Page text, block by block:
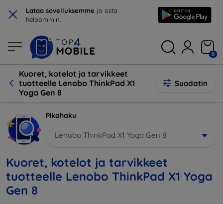
× Lataa sovelluksemme ja osta
helpommin.
0
Kuoret, kotelot ja tarvikkeet
tuotteelle Lenobo ThinkPad X1
Yoga Gen 8
Suodatin
Pikahaku
Lenobo ThinkPad X1 Yoga Gen 8
Kuoret, kotelot ja tarvikkeet
tuotteelle Lenobo ThinkPad X1 Yoga
Gen 8